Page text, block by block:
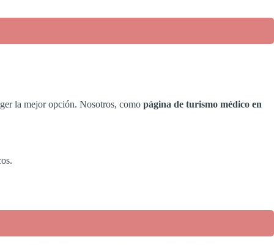
la mejor opción. Nosotros, como página de turismo médico en